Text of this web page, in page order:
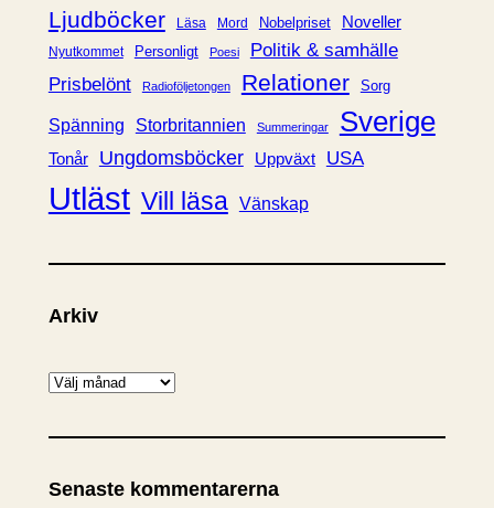
Ljudböcker
Läsa Mord Nobelpriset Noveller
Nyutkommet Personligt Poesi
Politik & samhälle
Prisbelönt
Radioföljetongen Relationer Sorg
Spänning Storbritannien Summeringar Sverige
Tonår Ungdomsböcker Uppväxt USA
Utläst Vill läsa Vänskap
Arkiv
A
k
v
Senaste kommentarerna